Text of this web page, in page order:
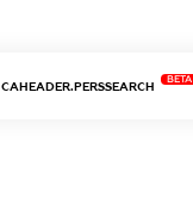
CAHEADER.PERSSEARCH
BETA